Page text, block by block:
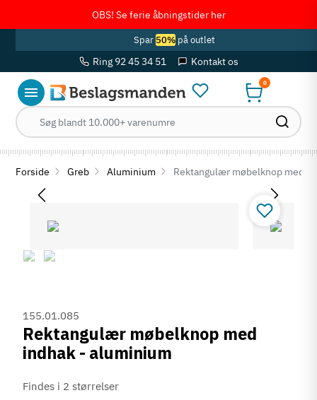
OBS! Se ferie åbningstider her
Spar 50%på outlet
Ring 92 45 34 51 Kontakt os
0
Forside Greb Aluminium Rektangulær møbelknop med
155.01.085
Rektangulær møbelknop med
indhak - aluminium
Findes i 2 størrelser